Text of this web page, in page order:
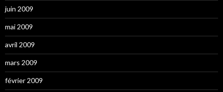
juin 2009
mai 2009
avril 2009
mars 2009
février 2009